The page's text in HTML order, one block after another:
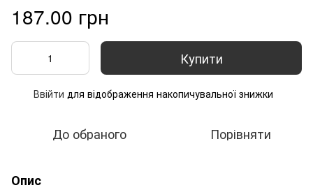
187.00 грн
Купити
Ввійти для відображення накопичувальної знижки
До обраного Порівняти
Опис